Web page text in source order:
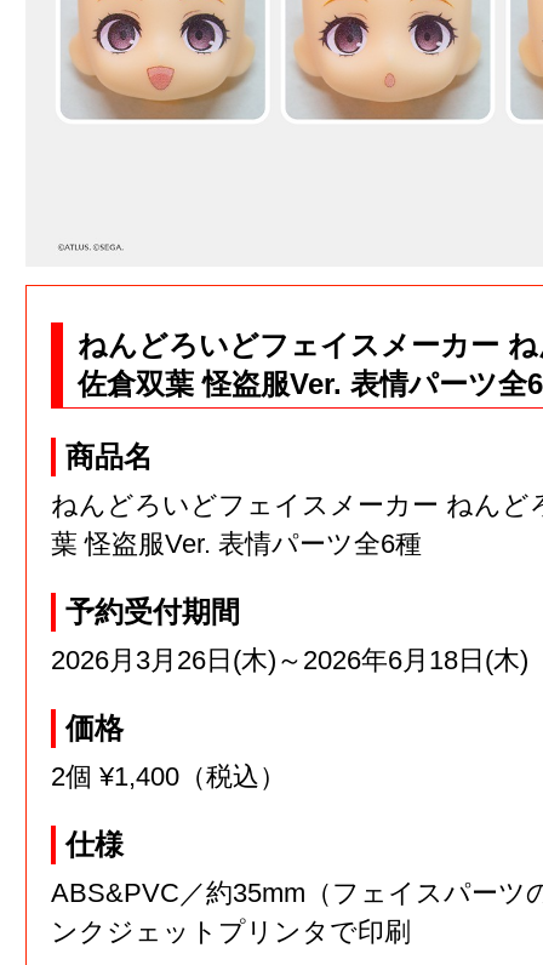
ねんどろいどフェイスメーカー
佐倉双葉 怪盗服Ver. 表情パーツ全
商品名
ねんどろいどフェイスメーカー ねんど
葉 怪盗服Ver. 表情パーツ全6種
予約受付期間
2026月3月26日(木)～2026年6月18日(木)
価格
2個 ¥1,400（税込）
仕様
ABS&PVC／約35mm（フェイスパーツ
ンクジェットプリンタで印刷